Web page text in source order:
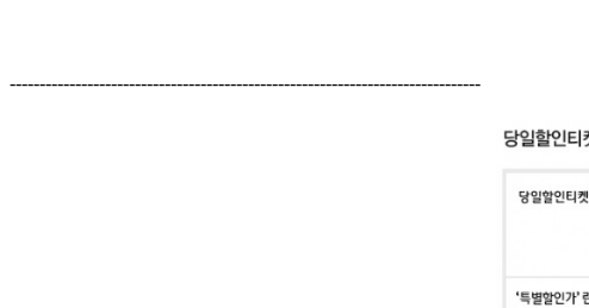
-------------------------------------------------------------------------------